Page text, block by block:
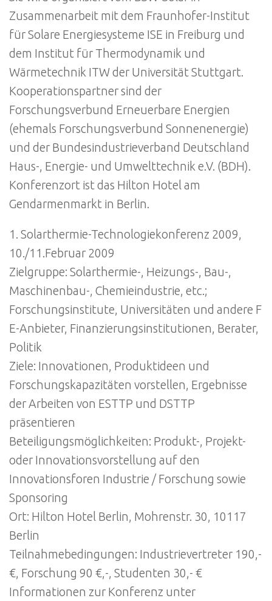
Zusammenarbeit mit dem Fraunhofer-Institut
für Solare Energiesysteme ISE in Freiburg und
dem Institut für Thermodynamik und
Wärmetechnik ITW der Universität Stuttgart.
Kooperationspartner sind der
Forschungsverbund Erneuerbare Energien
(ehemals Forschungsverbund Sonnenenergie)
und der Bundesindustrieverband Deutschland
Haus-, Energie- und Umwelttechnik e.V. (BDH).
Konferenzort ist das Hilton Hotel am
Gendarmenmarkt in Berlin.
1. Solarthermie-Technologiekonferenz 2009,
10./11.Februar 2009
Zielgruppe: Solarthermie-, Heizungs-, Bau-,
Maschinenbau-, Chemieindustrie, etc.;
Forschungsinstitute, Universitäten und andere F
E-Anbieter, Finanzierungsinstitutionen, Berater,
Politik
Ziele: Innovationen, Produktideen und
Forschungskapazitäten vorstellen, Ergebnisse
der Arbeiten von ESTTP und DSTTP
präsentieren
Beteiligungsmöglichkeiten: Produkt-, Projekt-
oder Innovationsvorstellung auf den
Innovationsforen Industrie / Forschung sowie
Sponsoring
Ort: Hilton Hotel Berlin, Mohrenstr. 30, 10117
Berlin
Teilnahmebedingungen: Industrievertreter 190,-
€, Forschung 90 €,-, Studenten 30,- €
Informationen zur Konferenz unter